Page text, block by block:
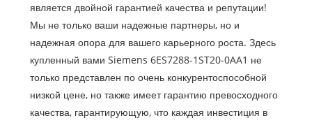
является двойной гарантией качества и репутации!
Мы не только ваши надежные партнеры, но и
надежная опора для вашего карьерного роста. Здесь
купленный вами Siemens 6ES7288-1ST20-0AA1 не
только представлен по очень конкурентоспособной
низкой цене, но также имеет гарантию превосходного
качества, гарантирующую, что каждая инвестиция в